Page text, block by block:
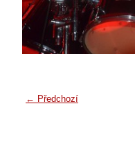
← Předchozí